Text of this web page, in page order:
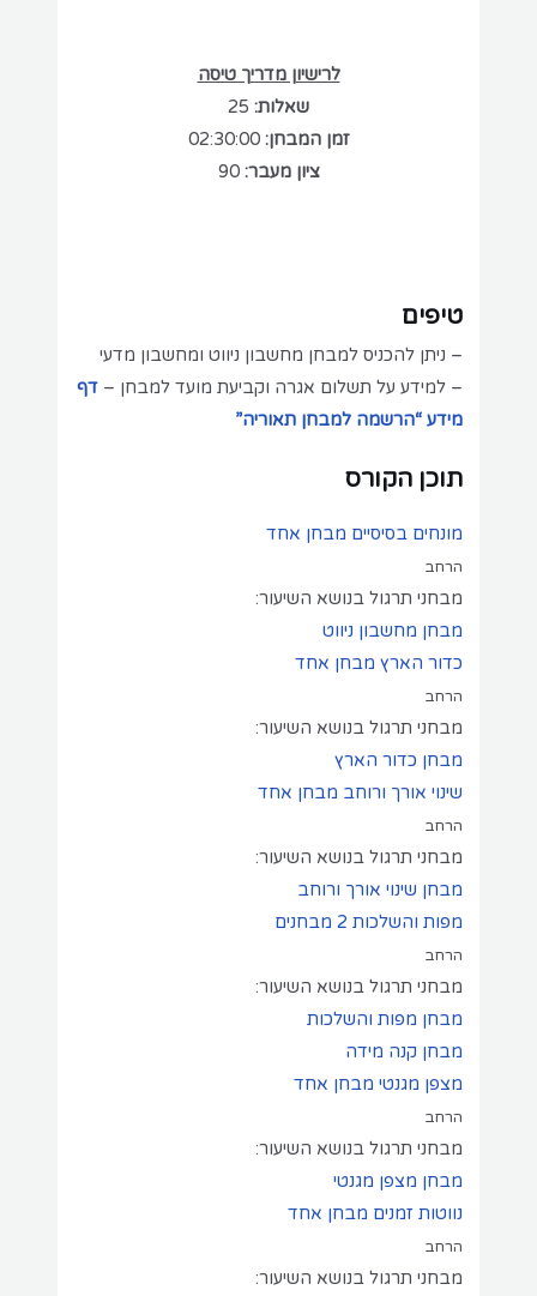
לרישיון מדריך טיסה
שאלות:
זמן המבחן: 02:30:00
ציון מעבר: 90
טיפים
– ניתן להכניס למבחן מחשבון ניווט ומחשבון מדעי
– למידע על תשלום אגרה וקביעת מועד למבחן –דף
מידע “הרשמה למבחן תאוריה”
תוכן הקורס
מונחים בסיסיים מבחן אחד
הרחב
מבחני תרגול בנושא השיעור:
מבחן מחשבון ניווט
כדור הארץ מבחן אחד
הרחב
מבחני תרגול בנושא השיעור:
מבחן כדור הארץ
שינוי אורך ורוחב מבחן אחד
הרחב
מבחני תרגול בנושא השיעור:
מבחן שינוי אורך ורוחב
מפות והשלכות 2 מבחנים
הרחב
מבחני תרגול בנושא השיעור:
מבחן מפות והשלכות
מבחן קנה מידה
מצפן מגנטי מבחן אחד
הרחב
מבחני תרגול בנושא השיעור:
מבחן מצפן מגנטי
נווטות זמנים מבחן אחד
הרחב
מבחני תרגול בנושא השיעור: